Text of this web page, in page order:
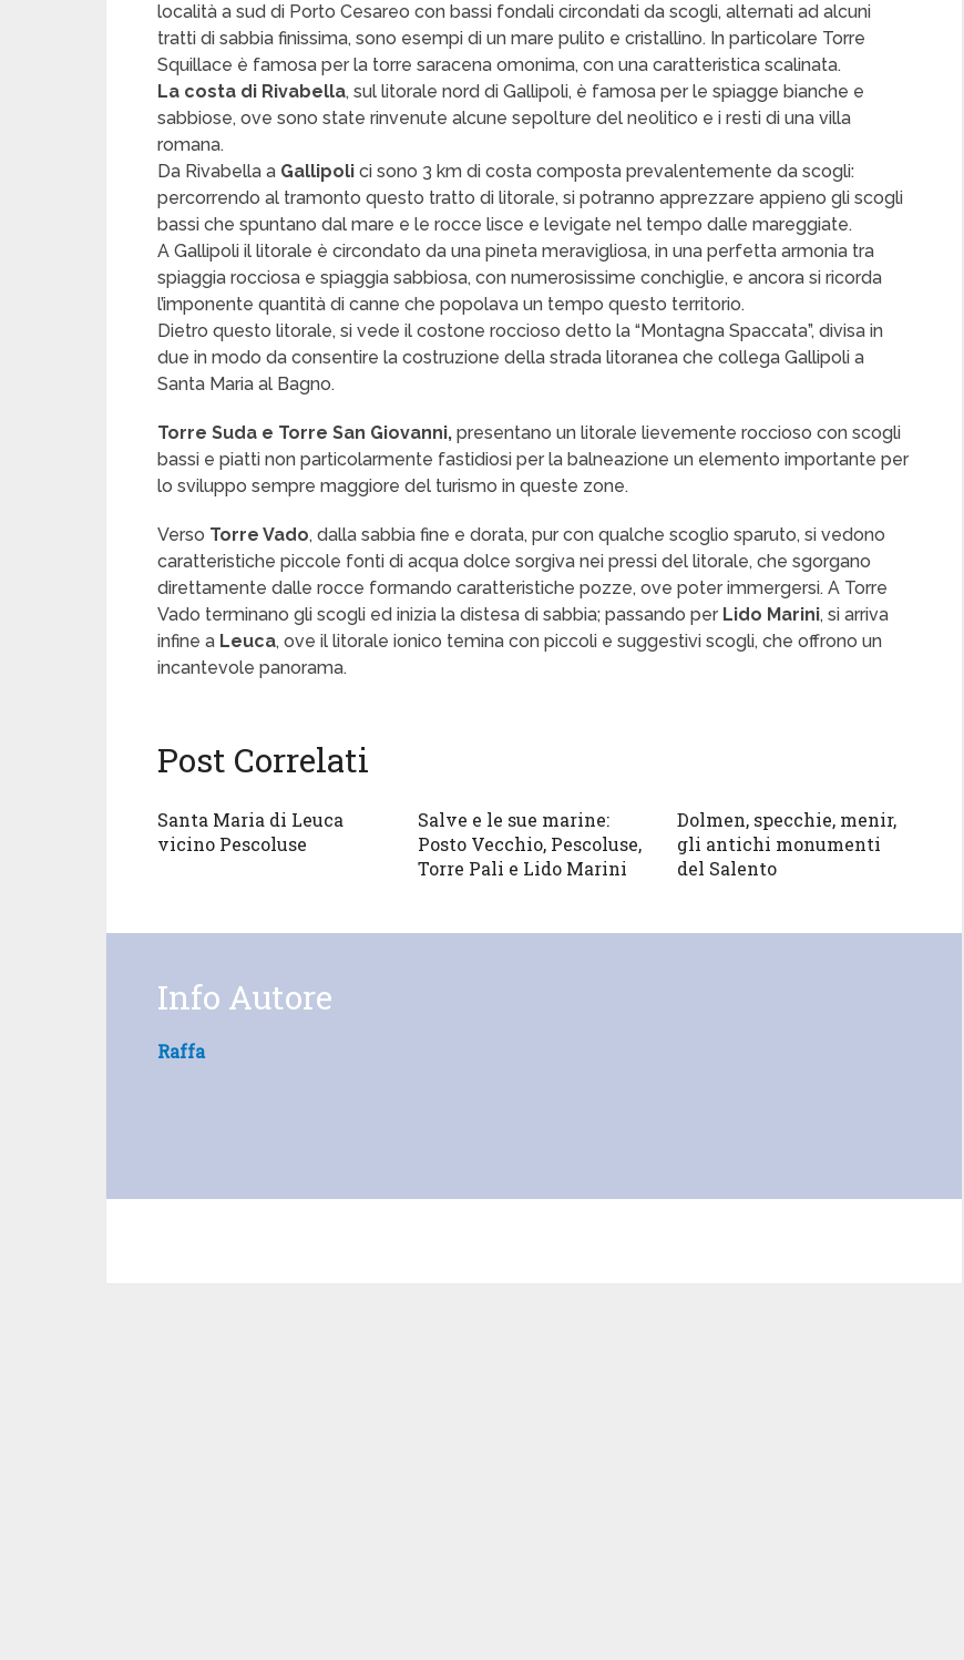
località a sud di Porto Cesareo con bassi fondali circondati da scogli, alternati ad alcuni
tratti di sabbia finissima, sono esempi di un mare pulito e cristallino. In particolare Torre
Squillace è famosa per la torre saracena omonima, con una caratteristica scalinata.
La costa di Rivabella, sul litorale nord di Gallipoli, è famosa per le spiagge bianche e
sabbiose, ove sono state rinvenute alcune sepolture del neolitico e i resti di una villa
romana.
Da Rivabella a Gallipoli ci sono 3 km di costa composta prevalentemente da scogli:
percorrendo al tramonto questo tratto di litorale, si potranno apprezzare appieno gli scogli
bassi che spuntano dal mare e le rocce lisce e levigate nel tempo dalle mareggiate.
A Gallipoli il litorale è circondato da una pineta meravigliosa, in una perfetta armonia tra
spiaggia rocciosa e spiaggia sabbiosa, con numerosissime conchiglie, e ancora si ricorda
l’imponente quantità di canne che popolava un tempo questo territorio.
Dietro questo litorale, si vede il costone roccioso detto la “Montagna Spaccata”, divisa in
due in modo da consentire la costruzione della strada litoranea che collega Gallipoli a
Santa Maria al Bagno.
Torre Suda e Torre San Giovanni, presentano un litorale lievemente roccioso con scogli
bassi e piatti non particolarmente fastidiosi per la balneazione un elemento importante per
lo sviluppo sempre maggiore del turismo in queste zone.
Verso Torre Vado, dalla sabbia fine e dorata, pur con qualche scoglio sparuto, si vedono
caratteristiche piccole fonti di acqua dolce sorgiva nei pressi del litorale, che sgorgano
direttamente dalle rocce formando caratteristiche pozze, ove poter immergersi. A Torre
Vado terminano gli scogli ed inizia la distesa di sabbia; passando per Lido Marini, si arriva
infine a Leuca, ove il litorale ionico temina con piccoli e suggestivi scogli, che offrono un
incantevole panorama.
Post Correlati
Santa Maria di Leuca
vicino Pescoluse
Salve e le sue marine:
Posto Vecchio, Pescoluse,
Torre Pali e Lido Marini
Dolmen, specchie, menir,
gli antichi monumenti
del Salento
Info Autore
Raffa